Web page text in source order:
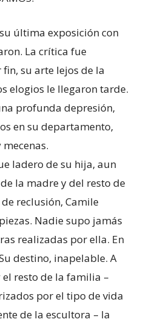
última exposición con
La crítica fue
su arte lejos de la
elogios le llegaron tarde.
profunda depresión,
en su departamento,
ladero de su hija, aun
la madre y del resto de
reclusión, Camile
Nadie supo jamás
realizadas por ella. En
destino, inapelable. A
resto de la familia –
por el tipo de vida
de la escultora – la